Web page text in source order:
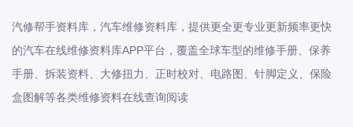
宾利
本田
本田-东风本田
本田-广州本田
汽修帮手资料库，汽车维修资料库，提供更全更专业更新频率更快
的汽车在线维修资料库APP平台，覆盖全球车型的维修手册、保养
手册、拆装资料、大修扭力、正时校对、电路图、针脚定义、保险
盒图解等各类维修资料在线查询阅读